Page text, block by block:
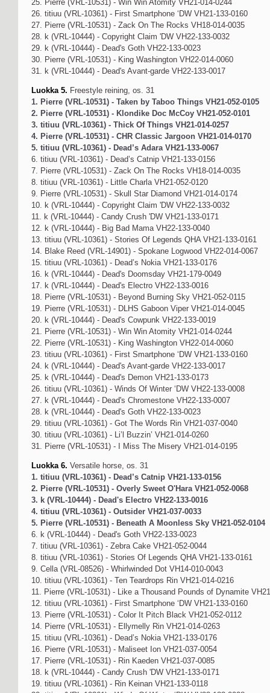
25. Pierre (VRL-10531) - Win Win Atomity VH21-014-0244
26. titiuu (VRL-10361) - First Smartphone ‘DW VH21-133-0160
27. Pierre (VRL-10531) - Zack On The Rocks VH18-014-0035
28. k (VRL-10444) - Copyright Claim 'DW VH22-133-0032
29. k (VRL-10444) - Dead's Goth VH22-133-0023
30. Pierre (VRL-10531) - King Washington VH22-014-0060
31. k (VRL-10444) - Dead's Avant-garde VH22-133-0017
Luokka 5. Freestyle reining, os. 31
1. Pierre (VRL-10531) - Taken by Taboo Things VH21-052-0105
2. Pierre (VRL-10531) - Klondike Doc McCoy VH21-052-0101
3. titiuu (VRL-10361) - Thick Of Things VH21-014-0257
4. Pierre (VRL-10531) - CHR Classic Jargoon VH21-014-0170
5. titiuu (VRL-10361) - Dead’s Adara VH21-133-0067
6. titiuu (VRL-10361) - Dead’s Catnip VH21-133-0156
7. Pierre (VRL-10531) - Zack On The Rocks VH18-014-0035
8. titiuu (VRL-10361) - Little Charla VH21-052-0120
9. Pierre (VRL-10531) - Skull Star Diamond VH21-014-0174
10. k (VRL-10444) - Copyright Claim 'DW VH22-133-0032
11. k (VRL-10444) - Candy Crush 'DW VH21-133-0171
12. k (VRL-10444) - Big Bad Mama VH22-133-0040
13. titiuu (VRL-10361) - Stories Of Legends QHA VH21-133-0161
14. Blake Reed (VRL-14901) - Spokane Logwood VH22-014-0067
15. titiuu (VRL-10361) - Dead’s Nokia VH21-133-0176
16. k (VRL-10444) - Dead's Doomsday VH21-179-0049
17. k (VRL-10444) - Dead's Electro VH22-133-0016
18. Pierre (VRL-10531) - Beyond Burning Sky VH21-052-0115
19. Pierre (VRL-10531) - DLHS Gaboon Viper VH21-014-0045
20. k (VRL-10444) - Dead's Cowpunk VH22-133-0019
21. Pierre (VRL-10531) - Win Win Atomity VH21-014-0244
22. Pierre (VRL-10531) - King Washington VH22-014-0060
23. titiuu (VRL-10361) - First Smartphone ‘DW VH21-133-0160
24. k (VRL-10444) - Dead's Avant-garde VH22-133-0017
25. k (VRL-10444) - Dead's Demon VH21-133-0173
26. titiuu (VRL-10361) - Winds Of Winter ‘DW VH22-133-0008
27. k (VRL-10444) - Dead's Chromestone VH22-133-0007
28. k (VRL-10444) - Dead's Goth VH22-133-0023
29. titiuu (VRL-10361) - Got The Words Rin VH21-037-0040
30. titiuu (VRL-10361) - Li’l Buzzin’ VH21-014-0260
31. Pierre (VRL-10531) - I Miss The Misery VH21-014-0195
Luokka 6. Versatile horse, os. 31
1. titiuu (VRL-10361) - Dead’s Catnip VH21-133-0156
2. Pierre (VRL-10531) - Overly Sweet O'Hara VH21-052-0068
3. k (VRL-10444) - Dead's Electro VH22-133-0016
4. titiuu (VRL-10361) - Outsider VH21-037-0033
5. Pierre (VRL-10531) - Beneath A Moonless Sky VH21-052-0104
6. k (VRL-10444) - Dead's Goth VH22-133-0023
7. titiuu (VRL-10361) - Zebra Cake VH21-052-0044
8. titiuu (VRL-10361) - Stories Of Legends QHA VH21-133-0161
9. Cella (VRL-08526) - Whirlwinded Dot VH14-010-0043
10. titiuu (VRL-10361) - Ten Teardrops Rin VH21-014-0216
11. Pierre (VRL-10531) - Like a Thousand Pounds of Dynamite
12. titiuu (VRL-10361) - First Smartphone ‘DW VH21-133-0160
13. Pierre (VRL-10531) - Color It Pitch Black VH21-052-0112
14. Pierre (VRL-10531) - Ellymelly Rin VH21-014-0263
15. titiuu (VRL-10361) - Dead’s Nokia VH21-133-0176
16. Pierre (VRL-10531) - Maliseet Ion VH21-037-0054
17. Pierre (VRL-10531) - Rin Kaeden VH21-037-0085
18. k (VRL-10444) - Candy Crush 'DW VH21-133-0171
19. titiuu (VRL-10361) - Rin Keinan VH21-133-0118